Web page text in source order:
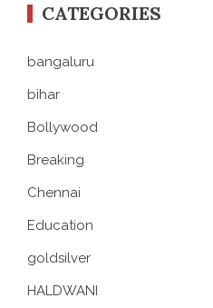
CATEGORIES
bangaluru
bihar
Bollywood
Breaking
Chennai
Education
goldsilver
HALDWANI